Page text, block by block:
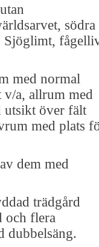
södra
Sjöglimt,
med normal
v/a, allrum med
utsikt över fält
med plats
dem med
trädgård
och flera
dubbelsäng.